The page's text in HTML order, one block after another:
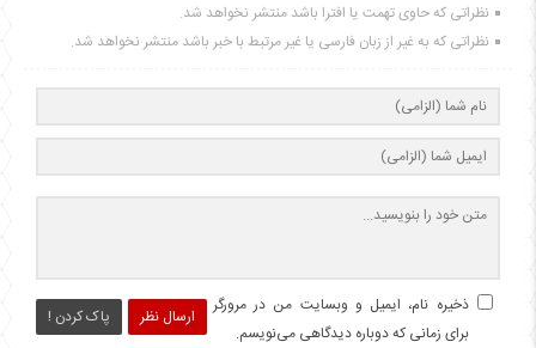
نظراتی که حاوی تهمت یا افترا باشد منتشر نخواهد شد.
نظراتی که به غیر از زبان فارسی یا غیر مرتبط با خبر باشد منتشر نخواهد شد.
ارسال نظر پاک کردن !
ذخیره نام، ایمیل و وبسایت من در مرورگر
برای زمانی که دوباره دیدگاهی می‌نویسم.